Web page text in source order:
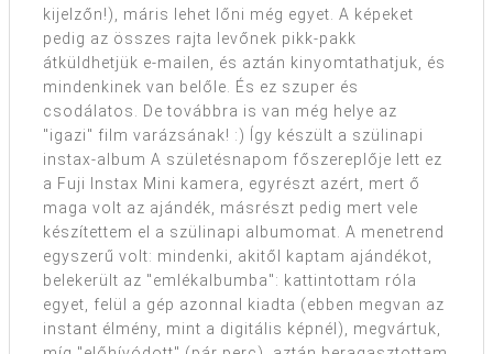
kijelzőn!), máris lehet lőni még egyet. A képeket
pedig az összes rajta levőnek pikk-pakk
átküldhetjük e-mailen, és aztán kinyomtathatjuk, és
mindenkinek van belőle. És ez szuper és
csodálatos. De továbbra is van még helye az
"igazi" film varázsának! :) Így készült a szülinapi
instax-album A születésnapom főszereplője lett ez
a Fuji Instax Mini kamera, egyrészt azért, mert ő
maga volt az ajándék, másrészt pedig mert vele
készítettem el a szülinapi albumomat. A menetrend
egyszerű volt: mindenki, akitől kaptam ajándékot,
belekerült az "emlékalbumba": kattintottam róla
egyet, felül a gép azonnal kiadta (ebben megvan az
instant élmény, mint a digitális képnél), megvártuk,